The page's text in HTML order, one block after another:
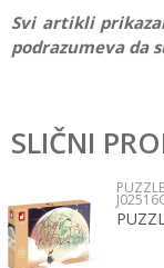
Svi artikli
podrazumeva da
Brend
Pol
Ime/Nadimak
Email
SLIČNI